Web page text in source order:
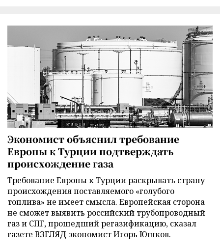
Экономист объяснил требование
Европы к Турции подтверждать
происхождение газа
Требование Европы к Турции раскрывать страну
происхождения поставляемого «голубого
топлива» не имеет смысла. Европейская сторона
не сможет выявить российский трубопроводный
газ и СПГ, прошедший регазификацию, сказал
газете ВЗГЛЯД экономист Игорь Юшков.